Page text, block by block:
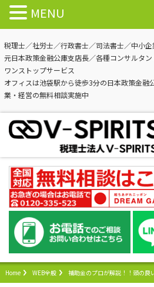
税理士／社労士／行政書士／司法書士／中小
元日本政策金融公庫支店長／各種コンサルタ
ワンストップサービス
オフィスは池袋駅から徒歩3分の日本政策金融
業・経営の無料相談実施中
Home WEB全般 補助金のプロが解説！！頭の良
MENU